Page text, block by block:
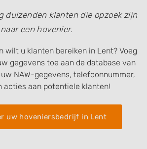
duizenden klanten die opzoek zijn
naar een hovenier.
wilt u klanten bereiken in Lent? Voeg
gegevens toe aan de database van
uw NAW-gegevens, telefoonnummer,
acties aan potentiele klanten!
uw hoveniersbedrijf in Lent